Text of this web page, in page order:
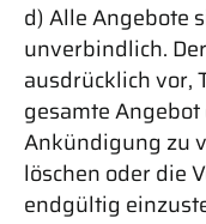
d) Alle Angebote
unverbindlich.
ausdrücklich vor,
gesamte
Ankündigung zu
löschen oder die
endgültig